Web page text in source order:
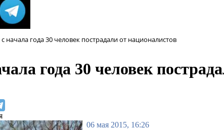
начала года 30 человек пострадали от националистов
года 30 человек
06 мая 2015, 16:26